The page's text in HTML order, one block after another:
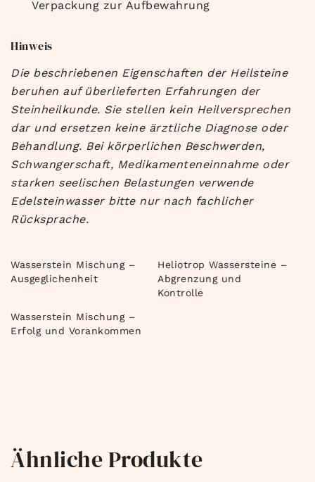
Verpackung zur Aufbewahrung
Hinweis
Die beschriebenen Eigenschaften der Heilsteine
beruhen auf überlieferten Erfahrungen der
Steinheilkunde. Sie stellen kein Heilversprechen
dar und ersetzen keine ärztliche Diagnose oder
Behandlung. Bei körperlichen Beschwerden,
Schwangerschaft, Medikamenteneinnahme oder
starken seelischen Belastungen verwende
Edelsteinwasser bitte nur nach fachlicher
Rücksprache.
Wasserstein Mischung –
Ausgeglichenheit
Heliotrop Wassersteine –
Abgrenzung und
Kontrolle
Wasserstein Mischung –
Erfolg und Vorankommen
Ähnliche Produkte